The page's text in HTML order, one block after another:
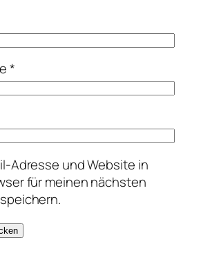
*
Adresse und Website in
für meinen nächsten